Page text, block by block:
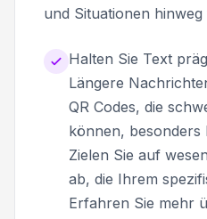
und Situationen
Halten Sie Text
Längere
QR Codes, die
können, besonders
Zielen Sie auf
ab, die Ihrem
Erfahren Sie mehr